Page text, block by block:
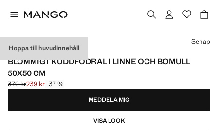
Hoppa till huvudinnehåll
LINNE / MADE IN SPAIN
BLOMMIGT KUDDFODRAL I LINNE OCH BOMULL
50X50 CM
Ursprungligt pris överstruket [379 kr ]
379 kr
Gällande pris [239 kr ]
239 kr−37 %
Välj en färg
Senap
MEDDELA MIG
VISA LOOK